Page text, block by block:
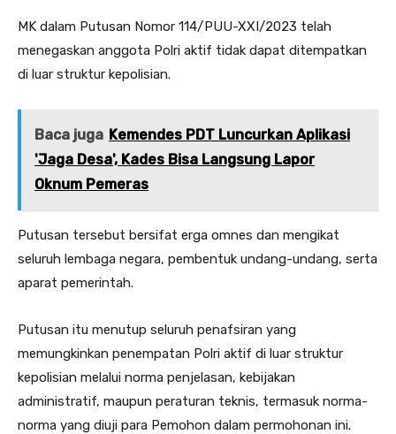
MK dalam Putusan Nomor 114/PUU-XXI/2023 telah
menegaskan anggota Polri aktif tidak dapat ditempatkan
di luar struktur kepolisian.
Baca juga Kemendes PDT Luncurkan Aplikasi
'Jaga Desa', Kades Bisa Langsung Lapor
Oknum Pemeras
Putusan tersebut bersifat erga omnes dan mengikat
seluruh lembaga negara, pembentuk undang-undang, serta
aparat pemerintah.
Putusan itu menutup seluruh penafsiran yang
memungkinkan penempatan Polri aktif di luar struktur
kepolisian melalui norma penjelasan, kebijakan
administratif, maupun peraturan teknis, termasuk norma-
norma yang diuji para Pemohon dalam permohonan ini.